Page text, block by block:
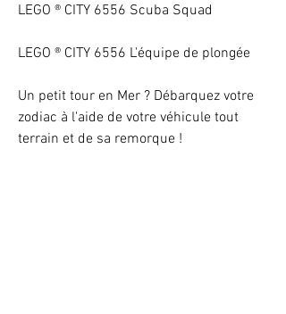
LEGO ® CITY 6556 Scuba Squad
LEGO ® CITY 6556 L'équipe de plongée
Un petit tour en Mer ? Débarquez votre
zodiac à l'aide de votre véhicule tout
terrain et de sa remorque !